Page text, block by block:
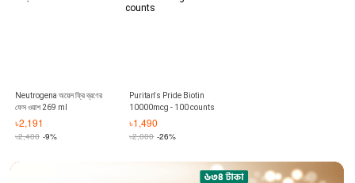
Neutrogena অয়েল ফ্রি ব্রণের
ফেস ওয়াশ 269 ml
৳2,191
৳2,400 -9%
Puritan's Pride Biotin
10000mcg - 100 counts
৳1,490
৳2,000 -26%